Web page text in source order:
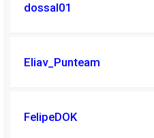
dossal01
Eliav_Punteam
FelipeDOK